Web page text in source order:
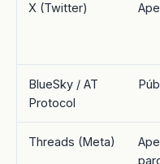
X (Twitter)
BlueSky / AT
Protocol
Threads (Meta)